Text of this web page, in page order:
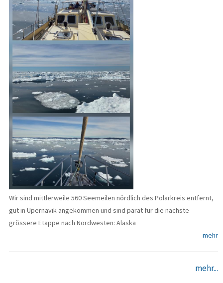
Wir sind mittlerweile 560 Seemeilen nördlich des Polarkreis entfernt,
gut in Upernavik angekommen und sind parat für die nächste
grössere Etappe nach Nordwesten: Alaska
mehr
mehr...